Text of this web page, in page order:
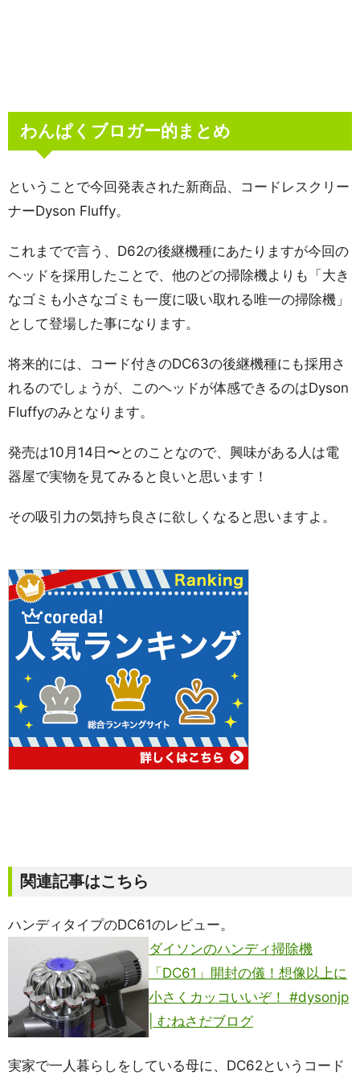
わんぱくブロガー的まとめ
ということで今回発表された新商品、コードレスクリー
ナーDyson Fluffy。
これまでで言う、D62の後継機種にあたりますが今回の
ヘッドを採用したことで、他のどの掃除機よりも「大き
なゴミも小さなゴミも一度に吸い取れる唯一の掃除機」
として登場した事になります。
将来的には、コード付きのDC63の後継機種にも採用さ
れるのでしょうが、このヘッドが体感できるのはDyson
Fluffyのみとなります。
発売は10月14日〜とのことなので、興味がある人は電
器屋で実物を見てみると良いと思います！
その吸引力の気持ち良さに欲しくなると思いますよ。
関連記事はこちら
ハンディタイプのDC61のレビュー。
ダイソンのハンディ掃除機
「DC61」開封の儀！想像以上に
小さくカッコいいぞ！ #dysonjp
| むねさだブログ
実家で一人暮らしをしている母に、DC62というコード